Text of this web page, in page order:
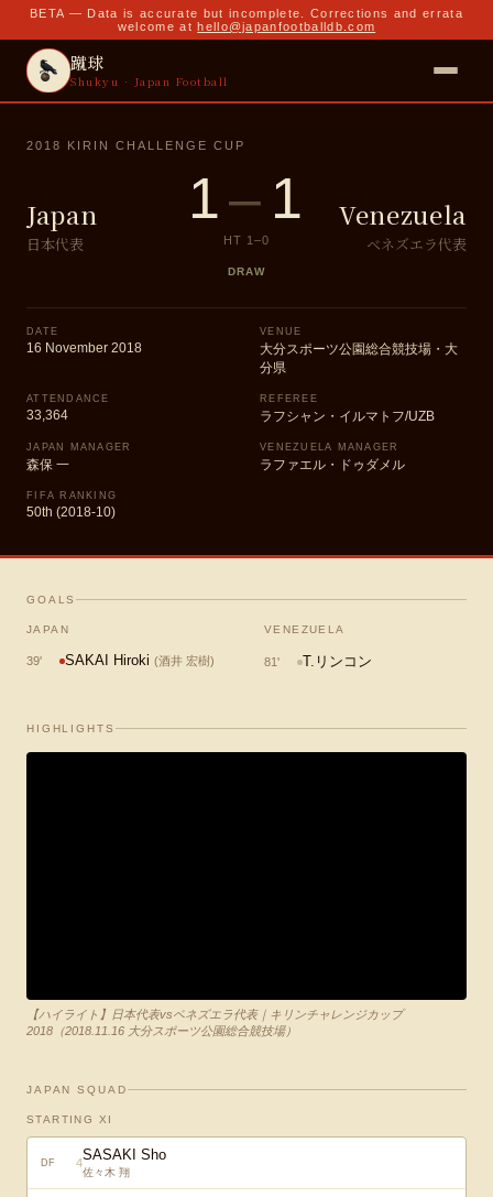
BETA — Data is accurate but incomplete. Corrections and errata
welcome at hello@japanfootballdb.com
蹴球
Shukyu · Japan Football
2018 KIRIN CHALLENGE CUP
Japan
日本代表
1– 1
HT 1 –0
DRAW
Venezuela
ベネズエラ代表
DATE
16 November 2018
VENUE
大分スポーツ公園総合競技場・大
分県
ATTENDANCE
33,364
REFEREE
ラフシャン・イルマトフ/UZB
JAPAN MANAGER
森保 一
VENEZUELA MANAGER
ラファエル・ドゥダメル
FIFA RANKING
50th (2018-10)
GOALS
JAPAN
39' SAKAI Hiroki (酒井 宏樹)
VENEZUELA
81' T.リンコン
HIGHLIGHTS
【ハイライト】日本代表vsベネズエラ代表｜キリンチャレンジカップ
2018（2018.11.16 大分スポーツ公園総合競技場）
JAPAN SQUAD
STARTING XI
DF 4SASAKI Sho
佐々木 翔